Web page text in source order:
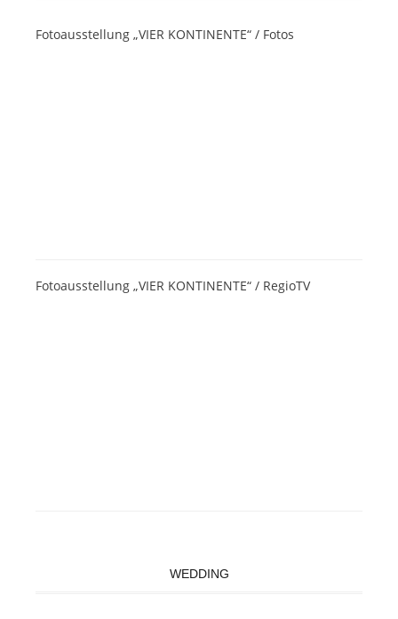
Fotoausstellung „VIER KONTINENTE“ / Fotos
Fotoausstellung „VIER KONTINENTE“ / RegioTV
WEDDING